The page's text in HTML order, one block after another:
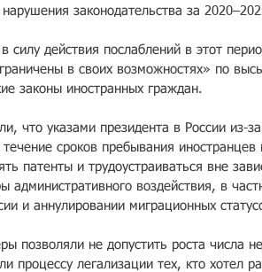
законодательства за
силу действия послаблений в этот
в своих возможностях» по
законы иностранных граждан.
что указами президента в России из-
сроков пребывания
патенты и трудоустраиваться вне
административного воздействия, в
и аннулировании миграционных
позволяли не допустить роста числа
процессу легализации тех, кто хотел